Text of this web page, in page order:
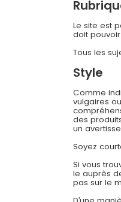
Le site est
doit
Tous les
Style
Comme
vulgaires
des
un
Soyez
Si vous
le auprès
pas sur le